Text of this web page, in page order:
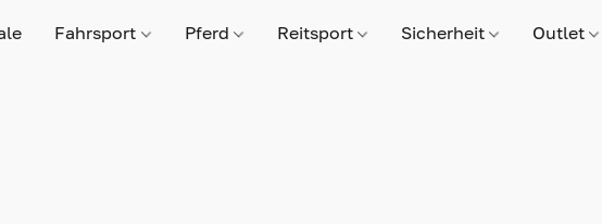
Fahrsport Pferd Reitsport Sicherheit Outlet